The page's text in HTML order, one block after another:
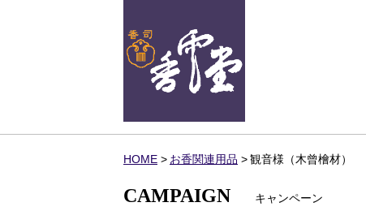
HOME お香関連用品 観音様（木曾檜材）
CAMPAIGN キャンペーン